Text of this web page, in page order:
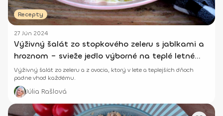
Recepty
27 Jún 2024
Výživný šalát zo stopkového zeleru s jablkami a
hroznom – svieže jedlo výborné na teplé letné
dni
Výživný šalát zo zeleru a z ovocia, ktorý v lete a teplejších dňoch
padne vhod každému.
Júlia Rašlová